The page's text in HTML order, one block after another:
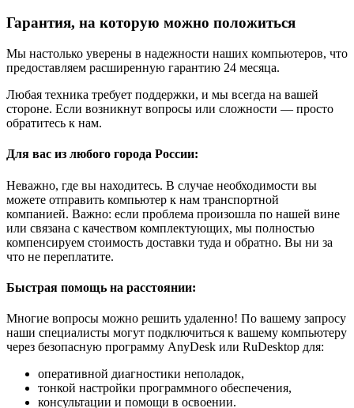
Гарантия, на которую можно положиться
Мы настолько уверены в надежности наших компьютеров, что
предоставляем расширенную гарантию 24 месяца.
Любая техника требует поддержки, и мы всегда на вашей
стороне. Если возникнут вопросы или сложности — просто
обратитесь к нам.
Для вас из любого города России:
Неважно, где вы находитесь. В случае необходимости вы
можете отправить компьютер к нам транспортной
компанией. Важно: если проблема произошла по нашей вине
или связана с качеством комплектующих, мы полностью
компенсируем стоимость доставки туда и обратно. Вы ни за
что не переплатите.
Быстрая помощь на расстоянии:
Многие вопросы можно решить удаленно! По вашему запросу
наши специалисты могут подключиться к вашему компьютеру
через безопасную программу AnyDesk или RuDesktop для:
оперативной диагностики неполадок,
тонкой настройки программного обеспечения,
консультации и помощи в освоении.